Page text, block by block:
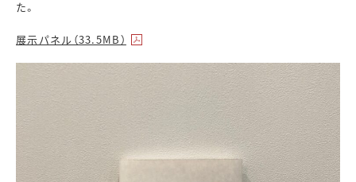
た。
展示パネル（33.5MB）